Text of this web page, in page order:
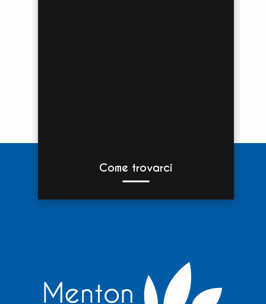
Come trovarci